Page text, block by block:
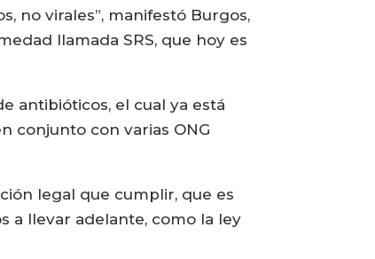
no virales”, manifestó Burgos,
llamada SRS, que hoy es
antibióticos, el cual ya está
conjunto con varias ONG
legal que cumplir, que es
a llevar adelante, como la ley